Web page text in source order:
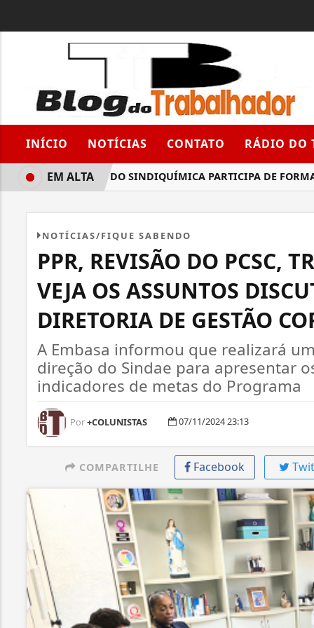
INÍCIO NOTÍCIAS CONTATO RÁDIO DO
DIRETORIA DO SINDIQUÍMICA PARTICIPA DE
EM ALTA
NOTÍCIAS/FIQUE SABENDO
PPR, REVISÃO DO PCSC,
VEJA OS ASSUNTOS
DIRETORIA DE GESTÃO
A Embasa informou que realizará
direção do Sindae para apresentar
indicadores de metas do Programa
Por+COLUNISTAS 07/11/2024 23:13
COMPARTILHE Facebook